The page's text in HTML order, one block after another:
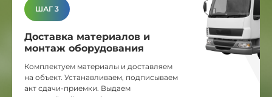
ШАГ 3
Доставка материалов и
монтаж оборудования
Комплектуем материалы и доставляем
на объект. Устанавливаем, подписываем
акт сдачи-приемки. Выдаем